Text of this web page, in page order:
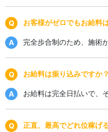
お客様がゼロでもお給料
完全歩合制のため、施術
お給料は振り込みですか
お給料は完全日払いで、
正直、最高でどれ位稼げ